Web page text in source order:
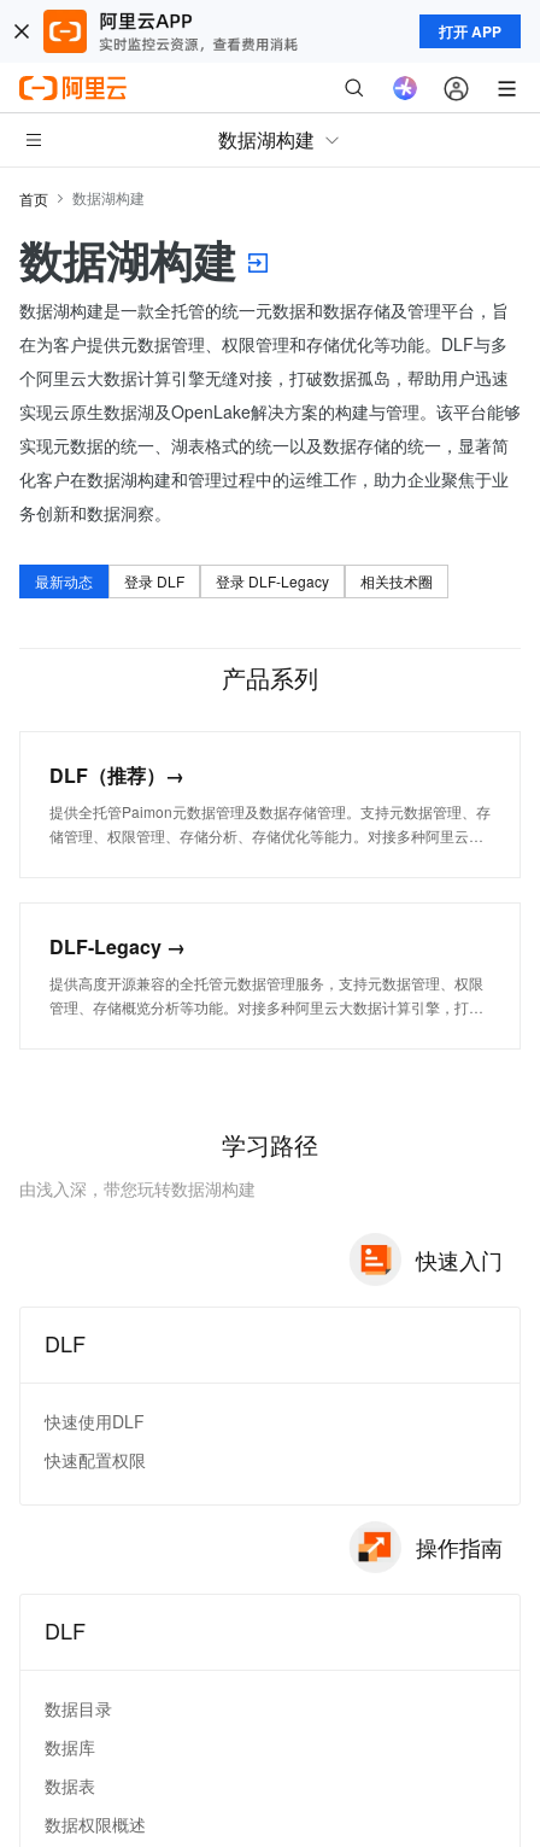
打开 APP
数据湖构建
首页 数据湖构建
数据湖构建
数据湖构建是一款全托管的统一元数据和数据存储及管理平台，旨
在为客户提供元数据管理、权限管理和存储优化等功能。DLF与多
个阿里云大数据计算引擎无缝对接，打破数据孤岛，帮助用户迅速
实现云原生数据湖及OpenLake解决方案的构建与管理。该平台能够
实现元数据的统一、湖表格式的统一以及数据存储的统一，显著简
化客户在数据湖构建和管理过程中的运维工作，助力企业聚焦于业
务创新和数据洞察。
最新动态 登录 DLF 登录 DLF-Legacy 相关技术圈
产品系列
DLF（推荐）→
提供全托管Paimon元数据管理及数据存储管理。支持元数据管理、存
储管理、权限管理、存储分析、存储优化等能力。对接多种阿里云大
DLF-Legacy →
提供高度开源兼容的全托管元数据管理服务，支持元数据管理、权限
管理、存储概览分析等功能。对接多种阿里云大数据计算引擎，打破
学习路径
由浅入深，带您玩转数据湖构建
快速入门
DLF
快速使用DLF
快速配置权限
操作指南
DLF
数据目录
数据库
数据表
数据权限概述